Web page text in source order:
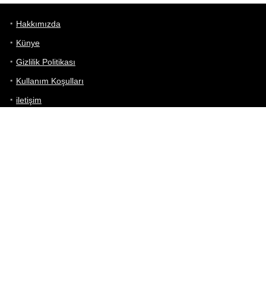
Hakkımızda
Künye
Gizlilik Politikası
Kullanım Koşulları
iletişim